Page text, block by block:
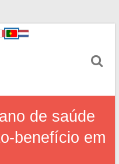
de saúde
benefício em